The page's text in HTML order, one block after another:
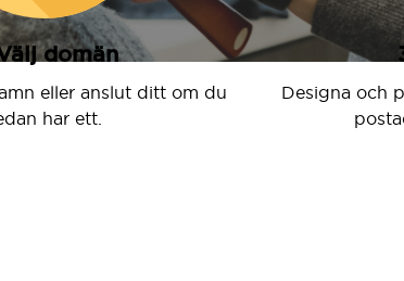
domän
eller anslut ditt om du
har ett.
Designa och